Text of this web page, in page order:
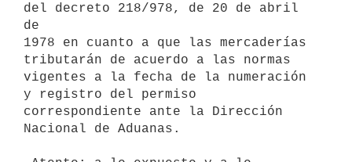
del decreto 218/978, de 20 de abril
de
1978 en cuanto a que las mercaderías
tributarán de acuerdo a las normas
vigentes a la fecha de la numeración
y registro del permiso
correspondiente ante la Dirección
Nacional de Aduanas.